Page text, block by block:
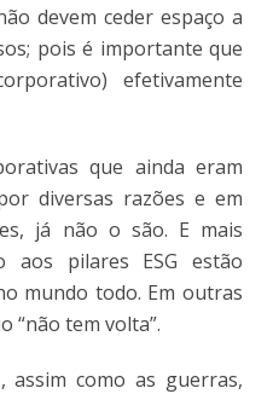
devem ceder espaço a
pois é importante que
efetivamente
que ainda eram
diversas razões e em
já não o são. E mais
aos pilares ESG estão
mundo todo. Em outras
“não tem volta”.
assim como as guerras,